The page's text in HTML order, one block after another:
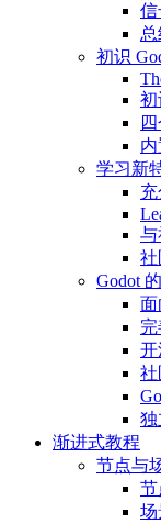
信
初识
初
学习新
与
社
Godot
面
开
社
独
渐进式教程
节点与
节
场